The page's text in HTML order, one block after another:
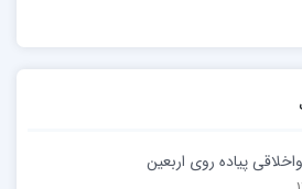
پیاده روی اربعین